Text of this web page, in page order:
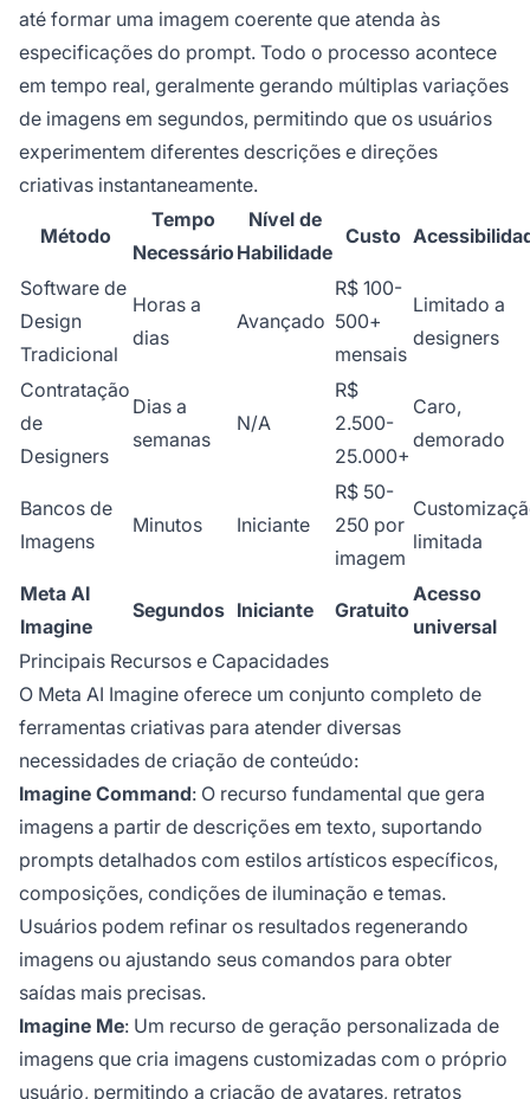
até formar uma imagem coerente que atenda às
especificações do prompt. Todo o processo acontece
em tempo real, geralmente gerando múltiplas variações
de imagens em segundos, permitindo que os usuários
experimentem diferentes descrições e direções
criativas instantaneamente.
Método
Tempo
Necessário
Nível de
Habilidade
Custo
Software de
Design
Tradicional
Horas a
dias
Avançado
R$ 100-
500+
mensais
Limitado a
designers
Contratação
de
Designers
Dias a
semanas
N/A
R$
2.500-
25.000+
Caro,
demorado
Bancos de
Imagens
Minutos Iniciante
R$ 50-
250 por
imagem
limitada
Meta AI
Imagine
Segundos Iniciante Gratuito
Acesso
universal
Principais Recursos e Capacidades
O Meta AI Imagine oferece um conjunto completo de
ferramentas criativas para atender diversas
necessidades de criação de conteúdo:
Imagine Command: O recurso fundamental que gera
imagens a partir de descrições em texto, suportando
prompts detalhados com estilos artísticos específicos,
composições, condições de iluminação e temas.
Usuários podem refinar os resultados regenerando
imagens ou ajustando seus comandos para obter
saídas mais precisas.
Imagine Me: Um recurso de geração personalizada de
imagens que cria imagens customizadas com o próprio
usuário, permitindo a criação de avatares, retratos